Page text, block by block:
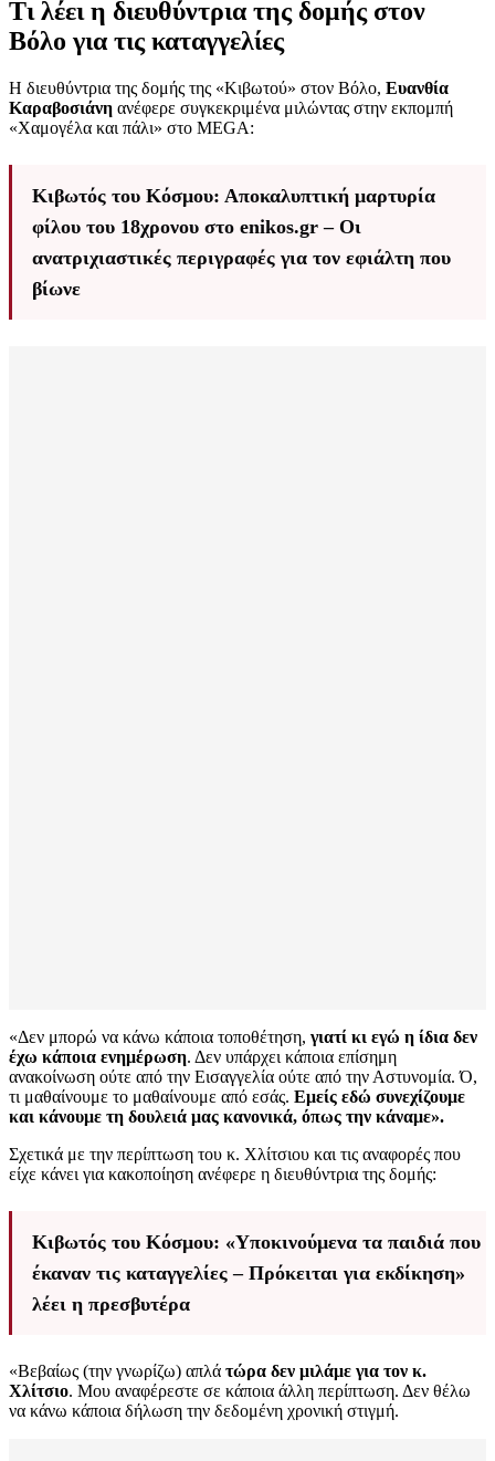
Τι λέει η διευθύντρια της δομής στον
Βόλο για τις καταγγελίες
Η διευθύντρια της δομής της «Κιβωτού» στον Βόλο, Ευανθία
Καραβοσιάνη ανέφερε συγκεκριμένα μιλώντας στην εκπομπή
«Χαμογέλα και πάλι» στο MEGA:
Κιβωτός του Κόσμου: Αποκαλυπτική μαρτυρία
φίλου του 18χρονου στο enikos.gr – Οι
ανατριχιαστικές περιγραφές για τον εφιάλτη που
βίωνε
«Δεν μπορώ να κάνω κάποια τοποθέτηση, γιατί κι εγώ η ίδια δεν
έχω κάποια ενημέρωση. Δεν υπάρχει κάποια επίσημη
ανακοίνωση ούτε από την Εισαγγελία ούτε από την Αστυνομία. Ό,
τι μαθαίνουμε το μαθαίνουμε από εσάς. Εμείς εδώ συνεχίζουμε
και κάνουμε τη δουλειά μας κανονικά, όπως την κάναμε».
Σχετικά με την περίπτωση του κ. Χλίτσιου και τις αναφορές που
είχε κάνει για κακοποίηση ανέφερε η διευθύντρια της δομής:
Κιβωτός του Κόσμου: «Υποκινούμενα τα παιδιά που
έκαναν τις καταγγελίες – Πρόκειται για εκδίκηση»
λέει η πρεσβυτέρα
«Βεβαίως (την γνωρίζω) απλά τώρα δεν μιλάμε για τον κ.
Χλίτσιο. Μου αναφέρεστε σε κάποια άλλη περίπτωση. Δεν θέλω
να κάνω κάποια δήλωση την δεδομένη χρονική στιγμή.